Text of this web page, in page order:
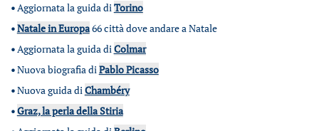
•Aggiornata la guida diTorino
•Natale in Europa66 città dove andare a Natale
•Aggiornata la guida diColmar
•Nuova biografia diPablo Picasso
•Nuova guida diChambéry
•Graz, la perla della Stiria